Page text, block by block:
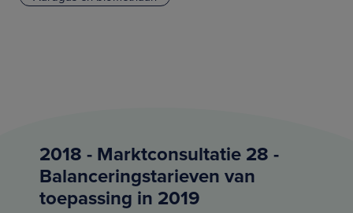
2018 - Marktconsultatie 28 -
Balanceringstarieven van
toepassing in 2019